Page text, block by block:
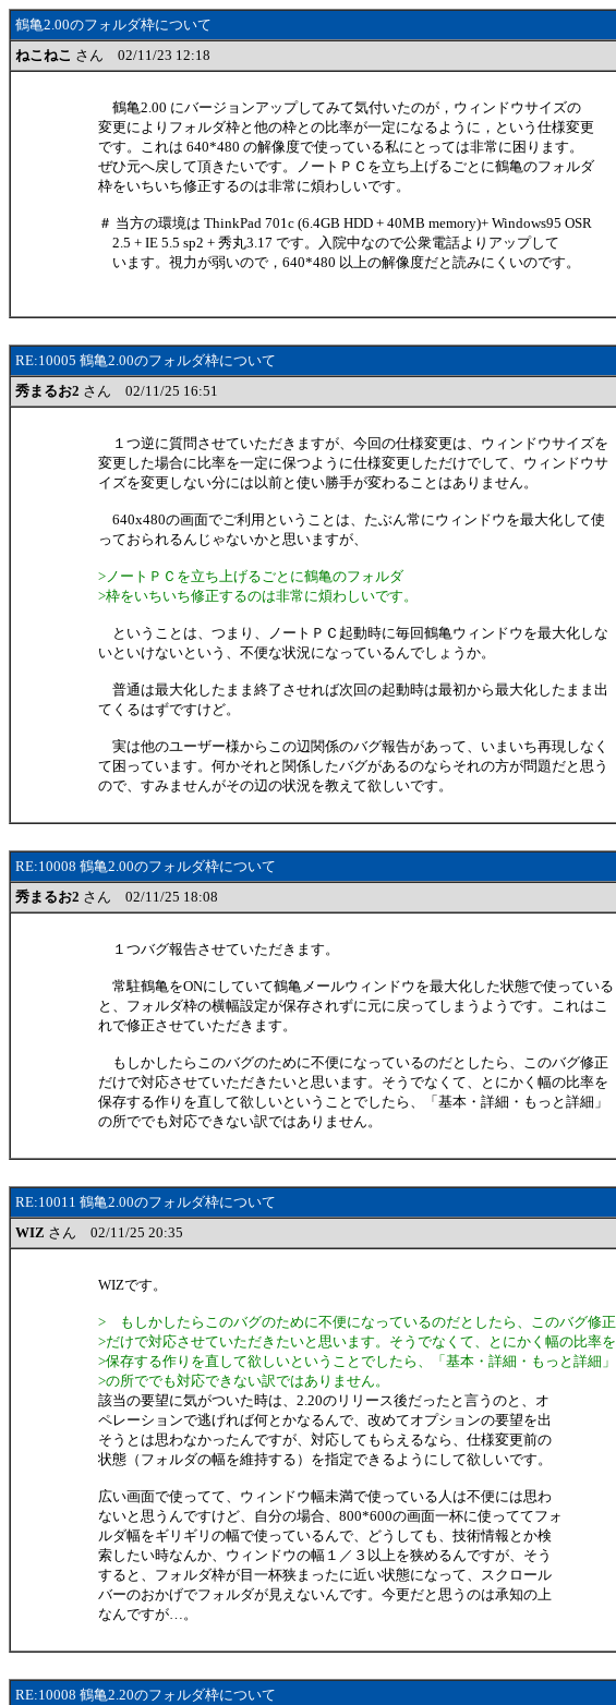
鶴亀2.00のフォルダ枠について
ねこねこ さん 02/11/23 12:18
鶴亀2.00 にバージョンアップしてみて気付いたのが，ウィンドウサイズの
変更によりフォルダ枠と他の枠との比率が一定になるように，という仕様変更
です。これは 640*480 の解像度で使っている私にとっては非常に困ります。
ぜひ元へ戻して頂きたいです。ノートＰＣを立ち上げるごとに鶴亀のフォルダ
枠をいちいち修正するのは非常に煩わしいです。
＃ 当方の環境は ThinkPad 701c (6.4GB HDD + 40MB memory)+ Windows95 OSR
2.5 + IE 5.5 sp2 + 秀丸3.17 です。入院中なので公衆電話よりアップして
います。視力が弱いので，640*480 以上の解像度だと読みにくいのです。
RE:10005 鶴亀2.00のフォルダ枠について
秀まるお2 さん 02/11/25 16:51
１つ逆に質問させていただきますが、今回の仕様変更は、ウィンドウサイズを
変更した場合に比率を一定に保つように仕様変更しただけでして、ウィンドウサ
イズを変更しない分には以前と使い勝手が変わることはありません。
640x480の画面でご利用ということは、たぶん常にウィンドウを最大化して使
っておられるんじゃないかと思いますが、
>ノートＰＣを立ち上げるごとに鶴亀のフォルダ
>枠をいちいち修正するのは非常に煩わしいです。
ということは、つまり、ノートＰＣ起動時に毎回鶴亀ウィンドウを最大化しな
いといけないという、不便な状況になっているんでしょうか。
普通は最大化したまま終了させれば次回の起動時は最初から最大化したまま出
てくるはずですけど。
実は他のユーザー様からこの辺関係のバグ報告があって、いまいち再現しなく
て困っています。何かそれと関係したバグがあるのならそれの方が問題だと思う
ので、すみませんがその辺の状況を教えて欲しいです。
RE:10008 鶴亀2.00のフォルダ枠について
秀まるお2 さん 02/11/25 18:08
１つバグ報告させていただきます。
常駐鶴亀をONにしていて鶴亀メールウィンドウを最大化した状態で使っている
と、フォルダ枠の横幅設定が保存されずに元に戻ってしまうようです。これはこ
れで修正させていただきます。
もしかしたらこのバグのために不便になっているのだとしたら、このバグ修正
だけで対応させていただきたいと思います。そうでなくて、とにかく幅の比率を
保存する作りを直して欲しいということでしたら、「基本・詳細・もっと詳細」
の所ででも対応できない訳ではありません。
RE:10011 鶴亀2.00のフォルダ枠について
WIZ さん 02/11/25 20:35
WIZです。
> もしかしたらこのバグのために不便になっているのだとしたら、このバグ修正
>だけで対応させていただきたいと思います。そうでなくて、とにかく幅の比率を
>保存する作りを直して欲しいということでしたら、「基本・詳細・もっと詳細」
>の所ででも対応できない訳ではありません。
該当の要望に気がついた時は、2.20のリリース後だったと言うのと、オ
ペレーションで逃げれば何とかなるんで、改めてオプションの要望を出
そうとは思わなかったんですが、対応してもらえるなら、仕様変更前の
状態（フォルダの幅を維持する）を指定できるようにして欲しいです。
広い画面で使ってて、ウィンドウ幅未満で使っている人は不便には思わ
ないと思うんですけど、自分の場合、800*600の画面一杯に使っててフォ
ルダ幅をギリギリの幅で使っているんで、どうしても、技術情報とか検
索したい時なんか、ウィンドウの幅１／３以上を狭めるんですが、そう
すると、フォルダ枠が目一杯狭まったに近い状態になって、スクロール
バーのおかげでフォルダが見えないんです。今更だと思うのは承知の上
なんですが…。
RE:10008 鶴亀2.20のフォルダ枠について